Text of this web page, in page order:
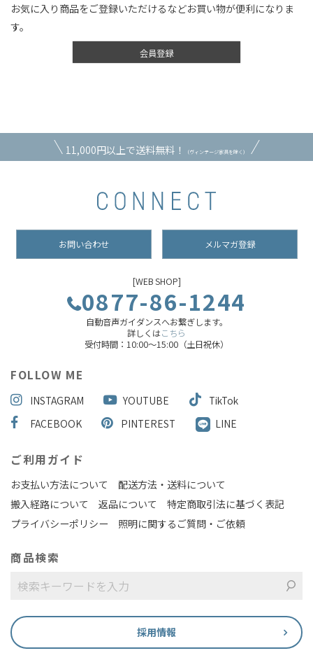
お気に入り商品をご登録いただけるなどお買い物が便利になりま
す。
会員登録
11,000円以上で送料無料！ （ヴィンテージ家具を除く）
お問い合わせ メルマガ登録
[WEB SHOP]
0877-86-1244
自動音声ガイダンスへお繋ぎします。
詳しくはこちら
受付時間：10:00～15:00（土日祝休）
FOLLOW ME
INSTAGRAM YOUTUBE
TikTok
FACEBOOK
PINTEREST LINE
ご利用ガイド
お支払い方法について
配送方法・送料について
搬入経路について
返品について
特定商取引法に基づく表記
プライバシーポリシー
照明に関するご質問・ご依頼
商品検索
採用情報